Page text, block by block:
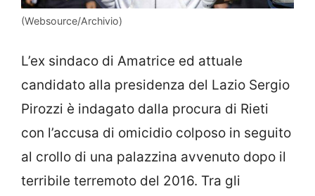
(Websource/Archivio)
L’ex sindaco di Amatrice ed attuale
candidato alla presidenza del Lazio Sergio
Pirozzi è indagato dalla procura di Rieti
con l’accusa di omicidio colposo in seguito
al crollo di una palazzina avvenuto dopo il
terribile terremoto del 2016. Tra gli